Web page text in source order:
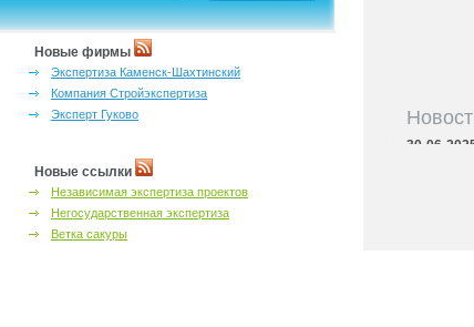
Новые фирмы
Экспертиза Каменск-Шахтинский
Компания Стройэкспертиза
Эксперт Гуково
Новые ссылки
Независимая экспертиза проектов
Негосударственная экспертиза
Ветка сакуры
30-06-